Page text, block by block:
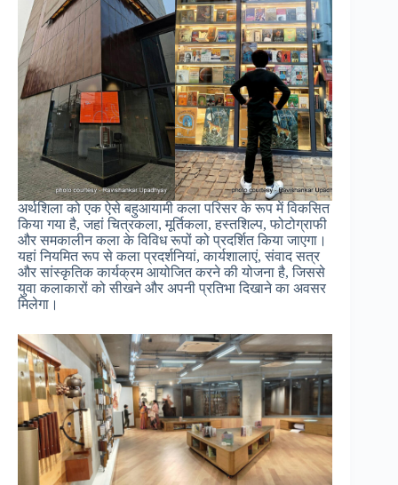
अर्थशिला को एक ऐसे बहुआयामी कला परिसर के रूप में विकसित
किया गया है, जहां चित्रकला, मूर्तिकला, हस्तशिल्प, फोटोग्राफी
और समकालीन कला के विविध रूपों को प्रदर्शित किया जाएगा।
यहां नियमित रूप से कला प्रदर्शनियां, कार्यशालाएं, संवाद सत्र
और सांस्कृतिक कार्यक्रम आयोजित करने की योजना है, जिससे
युवा कलाकारों को सीखने और अपनी प्रतिभा दिखाने का अवसर
मिलेगा।